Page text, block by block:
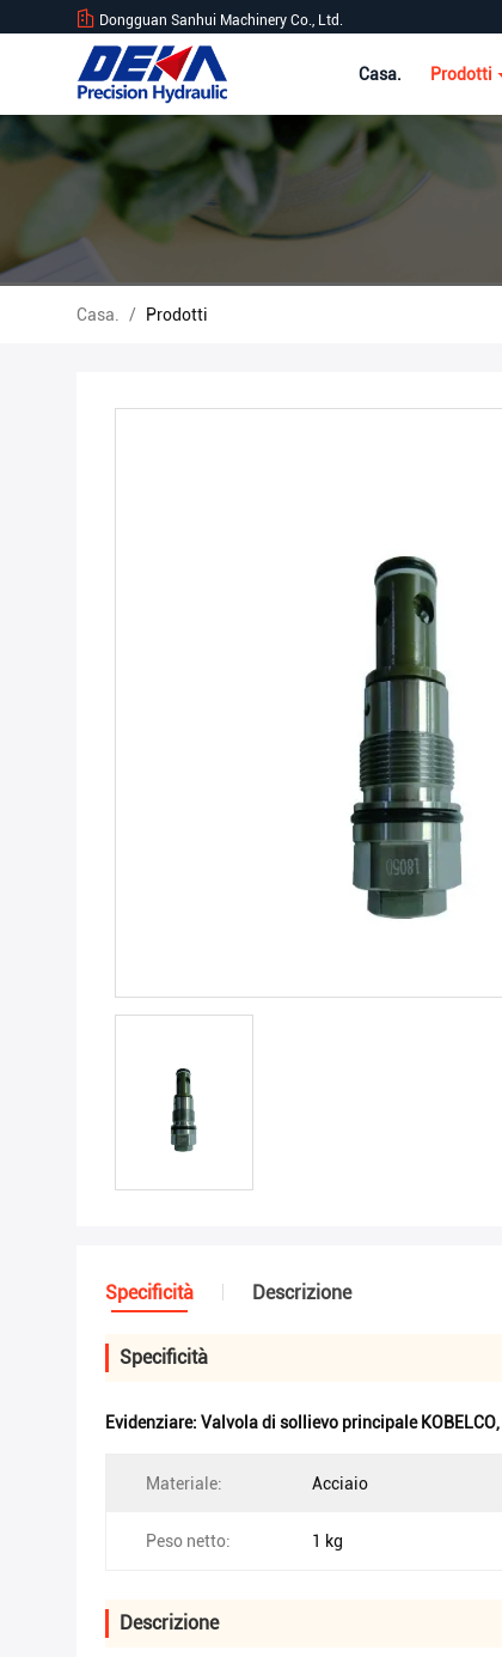
Dongguan Sanhui Machinery Co., Ltd.
Casa. Prodotti
Casa. / Prodotti
Specificità Descrizione
Specificità
Evidenziare: Valvola di sollievo principale KOBELCO,
Materiale: Acciaio
Peso netto: 1 kg
Descrizione